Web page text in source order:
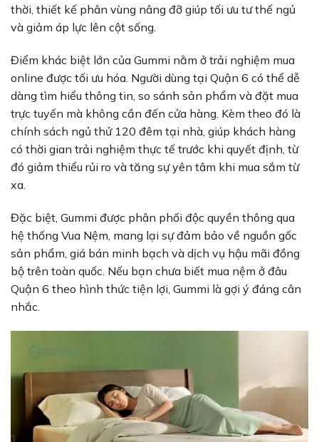
thời, thiết kế phân vùng nâng đỡ giúp tối ưu tư thế ngủ
và giảm áp lực lên cột sống.
Điểm khác biệt lớn của Gummi nằm ở trải nghiệm mua
online được tối ưu hóa. Người dùng tại Quận 6 có thể dễ
dàng tìm hiểu thông tin, so sánh sản phẩm và đặt mua
trực tuyến mà không cần đến cửa hàng. Kèm theo đó là
chính sách ngủ thử 120 đêm tại nhà, giúp khách hàng
có thời gian trải nghiệm thực tế trước khi quyết định, từ
đó giảm thiểu rủi ro và tăng sự yên tâm khi mua sắm từ
xa.
Đặc biệt, Gummi được phân phối độc quyền thông qua
hệ thống Vua Nệm, mang lại sự đảm bảo về nguồn gốc
sản phẩm, giá bán minh bạch và dịch vụ hậu mãi đồng
bộ trên toàn quốc. Nếu bạn chưa biết mua nệm ở đâu
Quận 6 theo hình thức tiện lợi, Gummi là gợi ý đáng cân
nhắc.